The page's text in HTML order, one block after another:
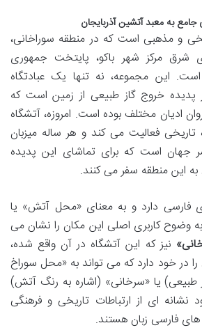
به معبد آتشین آذربایجان
و مذهبی است که در منطقه سوراخانی،
کیلومتری شرق مرکز شهر باکو، پایتخت جمهوری
است. این مجموعه، نه تنها یک عبادتگاه
پدیده خروج گاز طبیعی از زمین است که
ادیان مختلف بوده است. امروزه، آتشگاه
تاریخی فعالیت می کند و هر ساله میزبان
جهان است که برای تماشای این پدیده
این منطقه سفر می کنند.
فارسی دارد و به معنای «محل آتش» یا
وضوح کاربری اصلی این مکان را نشان می
نیز که این آتشگاه در آن واقع شده،
در خود دارد که می تواند به «محل سوراخ
طبیعی) یا «سرخانی» (اشاره به رنگ آتش)
نشانه ای از ارتباطات تاریخی و فرهنگی
فارسی زبان هستند.